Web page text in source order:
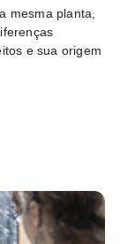
mesma planta,
e sua origem